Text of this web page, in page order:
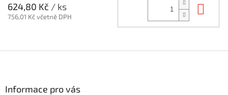
624,80 Kč / ks
756,01 Kč včetně DPH
Informace pro vás